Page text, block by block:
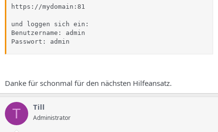
https://mydomain:81
und loggen sich ein:
Benutzername: admin
Passwort: admin
Danke für schonmal für den nächsten Hilfeansatz.
T Till
Administrator